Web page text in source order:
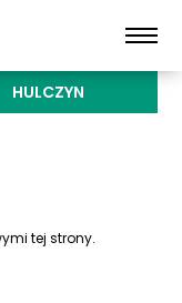
HULCZYN
tej strony.